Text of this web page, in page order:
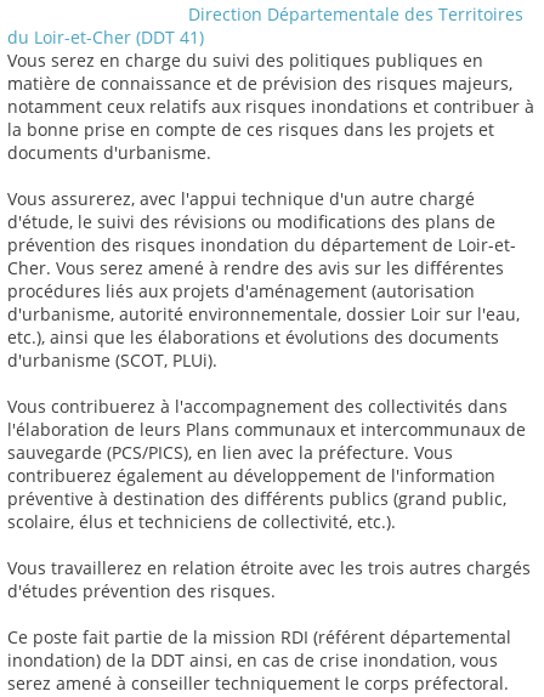
Direction Départementale des Territoires
du Loir-et-Cher (DDT 41)
Vous serez en charge du suivi des politiques publiques en
matière de connaissance et de prévision des risques majeurs,
notamment ceux relatifs aux risques inondations et contribuer à
la bonne prise en compte de ces risques dans les projets et
documents d'urbanisme.
Vous assurerez, avec l'appui technique d'un autre chargé
d'étude, le suivi des révisions ou modifications des plans de
prévention des risques inondation du département de Loir-et-
Cher. Vous serez amené à rendre des avis sur les différentes
procédures liés aux projets d'aménagement (autorisation
d'urbanisme, autorité environnementale, dossier Loir sur l'eau,
etc.), ainsi que les élaborations et évolutions des documents
d'urbanisme (SCOT, PLUi).
Vous contribuerez à l'accompagnement des collectivités dans
l'élaboration de leurs Plans communaux et intercommunaux de
sauvegarde (PCS/PICS), en lien avec la préfecture. Vous
contribuerez également au développement de l'information
préventive à destination des différents publics (grand public,
scolaire, élus et techniciens de collectivité, etc.).
Vous travaillerez en relation étroite avec les trois autres chargés
d'études prévention des risques.
Ce poste fait partie de la mission RDI (référent départemental
inondation) de la DDT ainsi, en cas de crise inondation, vous
serez amené à conseiller techniquement le corps préfectoral.